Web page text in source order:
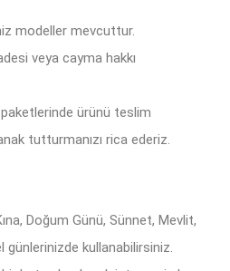
modeller mevcuttur.
veya cayma hakkı
ürünü teslim
tutturmanızı rica ederiz.
Doğum Günü, Sünnet, Mevlit,
günlerinizde kullanabilirsiniz.